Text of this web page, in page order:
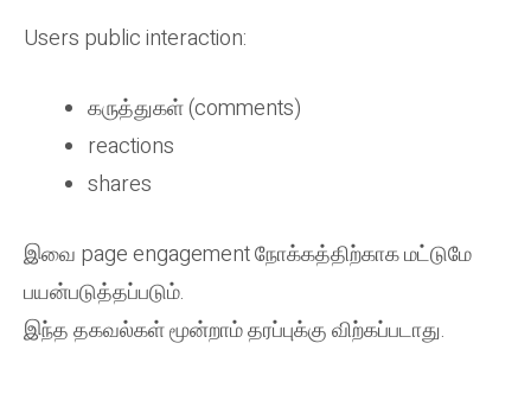
Users public interaction:
கருத்துகள் (comments)
reactions
shares
இவை page engagement நோக்கத்திற்காக மட்டுமே
பயன்படுத்தப்படும்.
இந்த தகவல்கள் மூன்றாம் தரப்புக்கு விற்கப்படாது.